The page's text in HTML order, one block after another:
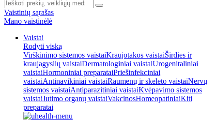
Vaistinių sąrašas
Mano vaistinėlė
Vaistai
Rodyti viską
Virškinimo sistemos vaistaiKraujotakos vaistaiŠirdies ir
kraujagyslių vaistaiDermatologiniai vaistaiUrogenitaliniai
vaistaiHormoniniai preparataiPriešinfekciniai
vaistaiAntinavikiniai vaistaiRaumenų ir skeleto vaistaiNervų
sistemos vaistaiAntiparazitiniai vaistaiKvėpavimo sistemos
vaistaiJutimo organų vaistaiVakcinosHomeopatiniaiKiti
preparatai